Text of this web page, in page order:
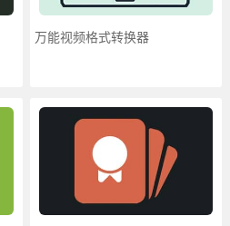
万能视频格式转换器